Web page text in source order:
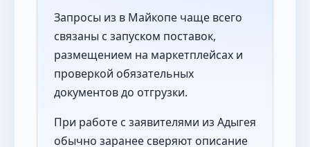
Запросы из в Майкопе чаще всего
связаны с запуском поставок,
размещением на маркетплейсах и
проверкой обязательных
документов до отгрузки.
При работе с заявителями из Адыгея
обычно заранее сверяют описание